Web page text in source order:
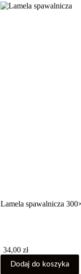
Lamela spawalnicza
34,00 zł
Dodaj do koszyka